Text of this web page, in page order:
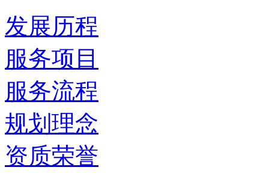
发展历程
服务项目
服务流程
规划理念
资质荣誉